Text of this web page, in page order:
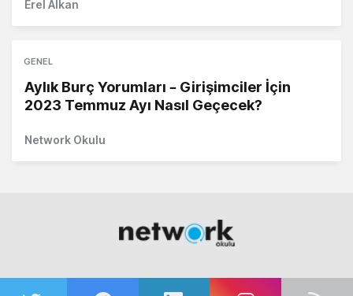
Erel Alkan
GENEL
Aylık Burç Yorumları – Girişimciler İçin
2023 Temmuz Ayı Nasıl Geçecek?
Network Okulu